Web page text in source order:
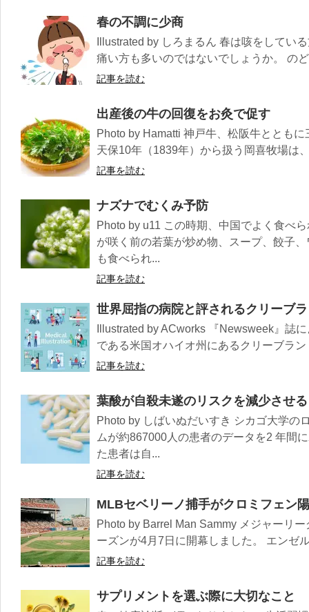
春の不調に少商
Illustrated by しろまるん 春は咳をしてい
痛い方も多いのではないでしょうか。 の
記事を読む
出産後の牛の回復をお灸で促す
Photo by Hamatti 神戸牛、松阪牛ととも
天保10年（1839年）から扱う岡喜牧場は
記事を読む
ナズナでむくみ予防
Photo by u11 この時期、中国でよく食べ
が咲く前の若葉が炒め物、スープ、餃子
も食べられ...
記事を読む
世界屈指の病院と評されるクリーブ
Illustrated by ACworks 『Newsweek』誌
である米国オハイオ州にあるクリーブラン
記事を読む
葉酸が自殺未遂のリスクを減少させ
Photo by しばいぬだいすき シカゴ大学の
ムが約867000人の患者のデータを2 年間
た患者は自...
記事を読む
MLBセベリーノ捕手がクロミフェン
Photo by Barrel Man Sammy メジャーリ
ーズンが4月7日に開幕しました。 エンゼ
記事を読む
サプリメントを選ぶ際に大切なこと